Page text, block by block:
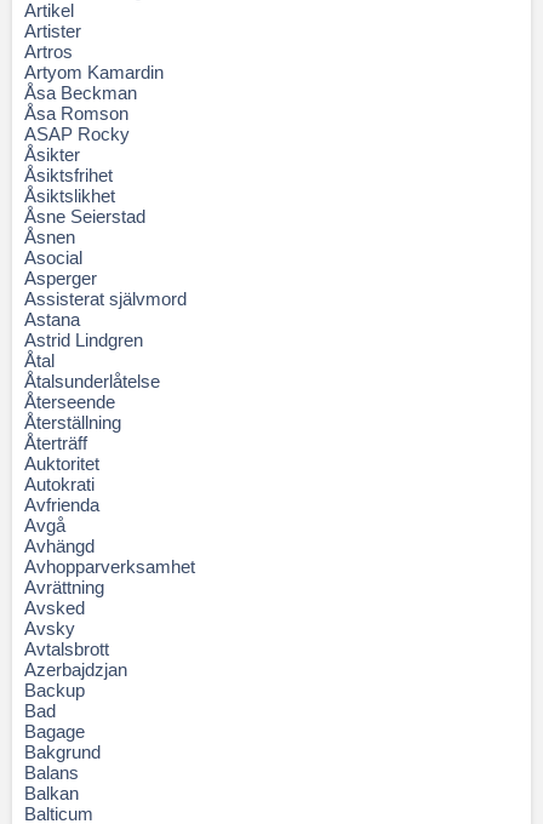
Artikel
Artister
Artros
Artyom Kamardin
Åsa Beckman
Åsa Romson
ASAP Rocky
Åsikter
Åsiktsfrihet
Åsiktslikhet
Åsne Seierstad
Åsnen
Asocial
Asperger
Assisterat självmord
Astana
Astrid Lindgren
Åtal
Åtalsunderlåtelse
Återseende
Återställning
Återträff
Auktoritet
Autokrati
Avfrienda
Avgå
Avhängd
Avhopparverksamhet
Avrättning
Avsked
Avsky
Avtalsbrott
Azerbajdzjan
Backup
Bad
Bagage
Bakgrund
Balans
Balkan
Balticum